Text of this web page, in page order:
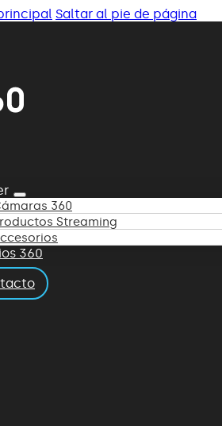
Saltar al pie de página
360
Streaming
360